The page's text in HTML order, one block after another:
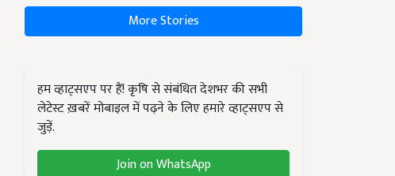
More Stories
हम व्हाट्सएप पर हैं! कृषि से संबंधित देशभर की सभी
लेटेस्ट ख़बरें मोबाइल में पढ़ने के लिए हमारे व्हाट्सएप से
जुड़ें.
Join on WhatsApp